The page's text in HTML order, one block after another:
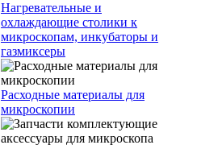
Нагревательные и
охлаждающие столики к
микроскопам, инкубаторы и
газмиксеры
Расходные материалы для
микроскопии